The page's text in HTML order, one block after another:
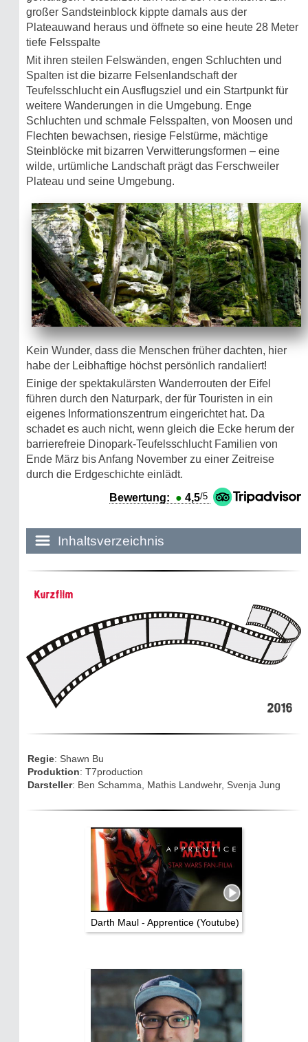
großer Sandsteinblock kippte damals aus der
Plateauwand heraus und öffnete so eine heute 28 Meter
tiefe Felsspalte
Mit ihren steilen Felswänden, engen Schluchten und
Spalten ist die bizarre Felsenlandschaft der
Teufelsschlucht ein Ausflugsziel und ein Startpunkt für
weitere Wanderungen in die Umgebung. Enge
Schluchten und schmale Felsspalten, von Moosen und
Flechten bewachsen, riesige Felstürme, mächtige
Steinblöcke mit bizarren Verwitterungsformen – eine
wilde, urtümliche Landschaft prägt das Ferschweiler
Plateau und seine Umgebung.
Kein Wunder, dass die Menschen früher dachten, hier
habe der Leibhaftige höchst persönlich randaliert!
Einige der spektakulärsten Wanderrouten der Eifel
führen durch den Naturpark, der für Touristen in ein
eigenes Informationszentrum eingerichtet hat. Da
schadet es auch nicht, wenn gleich die Ecke herum der
barrierefreie Dinopark-Teufelsschlucht Familien von
Ende März bis Anfang November zu einer Zeitreise
durch die Erdgeschichte einlädt.
Bewertung: ● 4,5/5
Inhaltsverzeichnis
Mythen, Märchen & Legenden (2025)
Drehorte & Tatorte
TV & Kino
Die Stars:
Wer hat wo gedreht?
Datenschutz
Kurzfilm
2016
Regie: Shawn Bu
Produktion: T7production
Darsteller: Ben Schamma, Mathis Landwehr, Svenja Jung
Darth Maul - Apprentice (Youtube)